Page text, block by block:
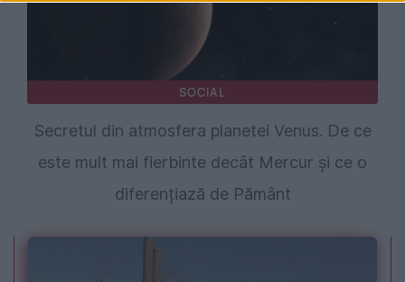
SOCIAL
Secretul din atmosfera planetei Venus. De ce
este mult mai fierbinte decât Mercur și ce o
diferențiază de Pământ